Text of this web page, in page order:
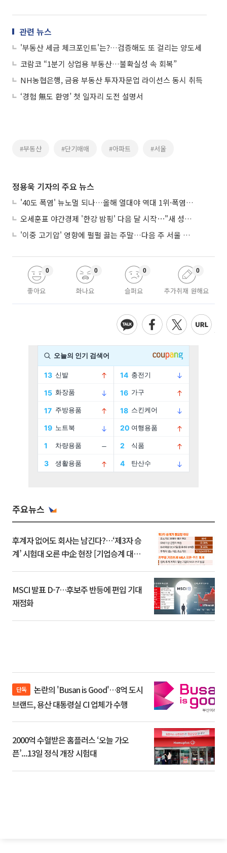
관련 뉴스
'부동산 세금 체크포인트'는?…검증해도 또 걸리는 양도세
코람코 “1분기 상업용 부동산…불확실성 속 회복”
NH농협은행, 금융 부동산 투자자문업 라이선스 동시 취득
‘경험 無도 환영’ 첫 일자리 도전 설명서
#부동산 #단기매매 #아파트 #서울
정용욱 기자의 주요 뉴스
'40도 폭염' 뉴노멀 되나…올해 열대야 역대 1위·폭염일수 평년 3배 넘어
오세훈표 야간경제 '한강 밤핑' 다음 달 시작⋯"새 성장동력 만들 것"
'이중 고기압' 영향에 펄펄 끓는 주말…다음 주 서울 포함 서쪽이 더 덥다
좋아요
0
화나요
0
슬퍼요
0
추가취재 원해요
0
주요뉴스
후계자 없어도 회사는 남긴다?…‘제3자 승
계’ 시험대 오른 中企 현장 [기업승계 대전
MSCI 발표 D-7…후보주 반등에 편입 기대
재점화
단독
브랜드, 용산 대통령실 CI 업체가 수행
2000억 수혈받은 홈플러스 ‘오늘 가오
픈’...13일 정식 개장 시험대